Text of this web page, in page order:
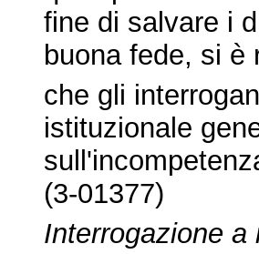
fine di salvare i
buona fede, si è
che gli
istituzionale
(3-01377)
Interrogazione